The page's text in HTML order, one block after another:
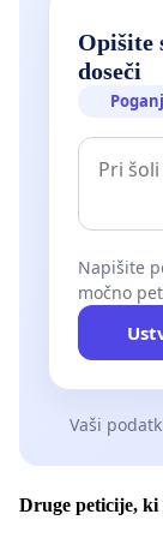
Opišite
doseči
Napišite
močno
Vaši
Druge peticije, ki